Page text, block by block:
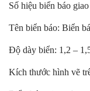
Số hiệu biển báo
Tên biển báo: Biển
Độ dày biển: 1,2 –
Kích thước hình vẽ